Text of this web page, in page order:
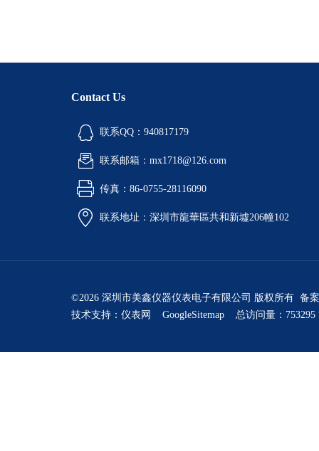
Contact Us
联系QQ：940817179
联系邮箱：mx1718@126.com
传真：86-0755-28116090
联系地址：深圳市龍華區共和新墟206幢102
©2026 深圳市美鑫仪器仪表电子有限公司 版权所有 备
技术支持： 仪表网 GoogleSitemap 总访问量：753295